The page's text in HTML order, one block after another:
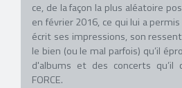
ce, de la façon la plus aléatoire
en février 2016, ce qui lui a
écrit ses impressions, son
le bien (ou le mal parfois) qu’il
d'albums et des concerts qu’il
FORCE.